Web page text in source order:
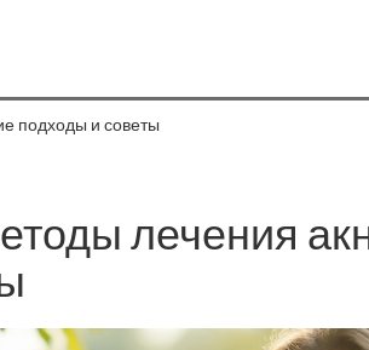
подходы и советы
лечения